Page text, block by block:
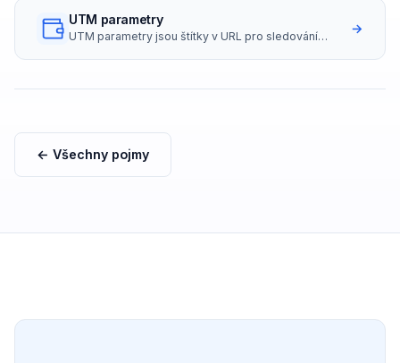
UTM parametry
UTM parametry jsou štítky v URL pro sledování
→
← Všechny pojmy